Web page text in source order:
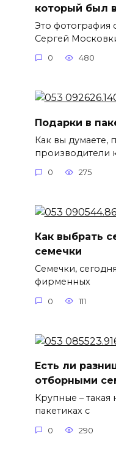
который был
Это фотография
Сергей
0 480
Подарки в
Как вы думаете,
производители
0 275
Как выбрать
семечки
Семечки,
фирменных
0 111
Есть ли
отборными
Крупные – такая
пакетиках с
0 290